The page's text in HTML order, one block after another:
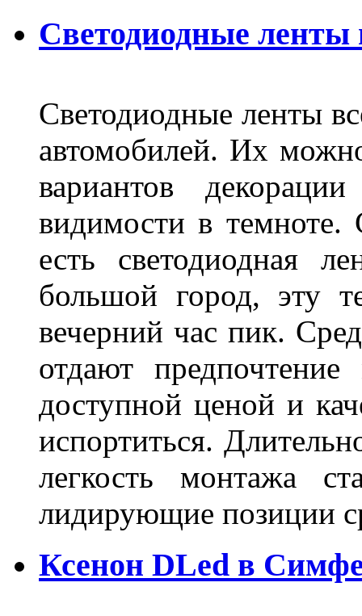
Светодиодные
Светодиодные ленты
автомобилей. Их
вариантов
видимости в темноте.
есть светодиодная
большой город, эту
вечерний час пик.
отдают
доступной ценой и
испортиться.
легкость монтажа
лидирующие
Ксенон DLed в